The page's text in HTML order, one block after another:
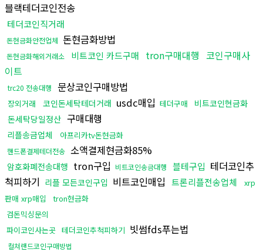
블랙테더코인전송
테더코인직거래
돈현금화안전업체 돈현금화방법
돈현금화해외거래소 비트코인 카드구매 tron구매대행 코인구매사
이트
trc20 전송대행 문상코인구매방법
장외거래 코인돈세탁테더거래 usdc매입 테더구매
비트코인현금화
돈세탁당일정산 구매대행
리플송금업체 아프리카tv돈현금화
핸드폰결제테더전송 소액결제현금화85%
암호화폐전송대행 tron구입 비트코인송금대행 블테구입 테더코인추
척피하기 리플 모든코인구입 비트코인매입 트론리플전송업체
xrp
판매 xrp매입
tron현금화
검돈믹싱문의
파이코인사는곳 테더코인추척피하기 빗썸fds푸는법
컬쳐랜드코인구매방법